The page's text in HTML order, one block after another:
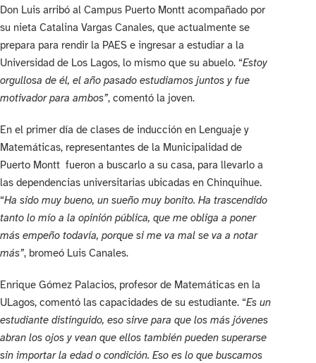
Don Luis arribó al Campus Puerto Montt acompañado por
su nieta Catalina Vargas Canales, que actualmente se
prepara para rendir la PAES e ingresar a estudiar a la
Universidad de Los Lagos, lo mismo que su abuelo. “Estoy
orgullosa de él, el año pasado estudiamos juntos y fue
motivador para ambos”, comentó la joven.
En el primer día de clases de inducción en Lenguaje y
Matemáticas, representantes de la Municipalidad de
Puerto Montt fueron a buscarlo a su casa, para llevarlo a
las dependencias universitarias ubicadas en Chinquihue.
“Ha sido muy bueno, un sueño muy bonito. Ha trascendido
tanto lo mío a la opinión pública, que me obliga a poner
más empeño todavía, porque si me va mal se va a notar
más”, bromeó Luis Canales.
Enrique Gómez Palacios, profesor de Matemáticas en la
ULagos, comentó las capacidades de su estudiante. “Es un
estudiante distinguido, eso sirve para que los más jóvenes
abran los ojos y vean que ellos también pueden superarse
sin importar la edad o condición. Eso es lo que buscamos